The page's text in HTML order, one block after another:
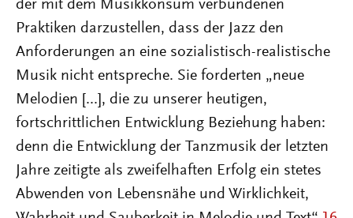
der mit dem Musikkonsum verbundenen
Praktiken darzustellen, dass der Jazz den
Anforderungen an eine sozialistisch-realistische
Musik nicht entspreche. Sie forderten „neue
Melodien [...], die zu unserer heutigen,
fortschrittlichen Entwicklung Beziehung haben:
denn die Entwicklung der Tanzmusik der letzten
Jahre zeitigte als zweifelhaften Erfolg ein stetes
Abwenden von Lebensnähe und Wirklichkeit,